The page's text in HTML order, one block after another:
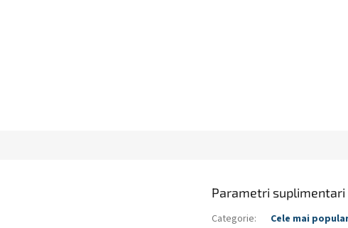
Parametri suplimentari
Categorie:
Cele mai